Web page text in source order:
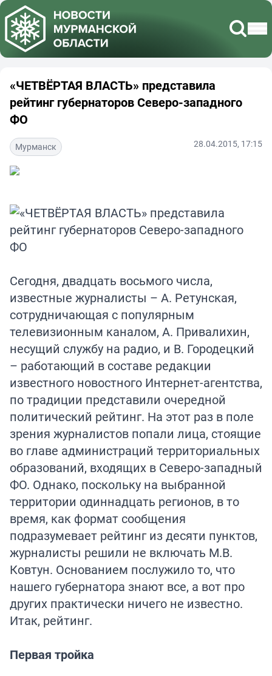
«ЧЕТВЁРТАЯ ВЛАСТЬ» представила
рейтинг губернаторов Северо-западного
ФО
Мурманск 28.04.2015, 17:15
Сегодня, двадцать восьмого числа,
известные журналисты – А. Ретунская,
сотрудничающая с популярным
телевизионным каналом, А. Привалихин,
несущий службу на радио, и В. Городецкий
– работающий в составе редакции
известного новостного Интернет-агентства,
по традиции представили очередной
политический рейтинг. На этот раз в поле
зрения журналистов попали лица, стоящие
во главе администраций территориальных
образований, входящих в Северо-западный
ФО. Однако, поскольку на выбранной
территории одиннадцать регионов, в то
время, как формат сообщения
подразумевает рейтинг из десяти пунктов,
журналисты решили не включать М.В.
Ковтун. Основанием послужило то, что
нашего губернатора знают все, а вот про
других практически ничего не известно.
Итак, рейтинг.
Первая тройка